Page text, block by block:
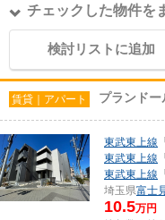
チェックした物件を
検討リストに追加
賃貸｜アパート プランドー
東武東上線 「
東武東上線 「
東武東上線 「
埼玉県富士
10.5万円